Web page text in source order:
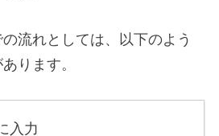
流れとしては、以下のよう
ります。
入力